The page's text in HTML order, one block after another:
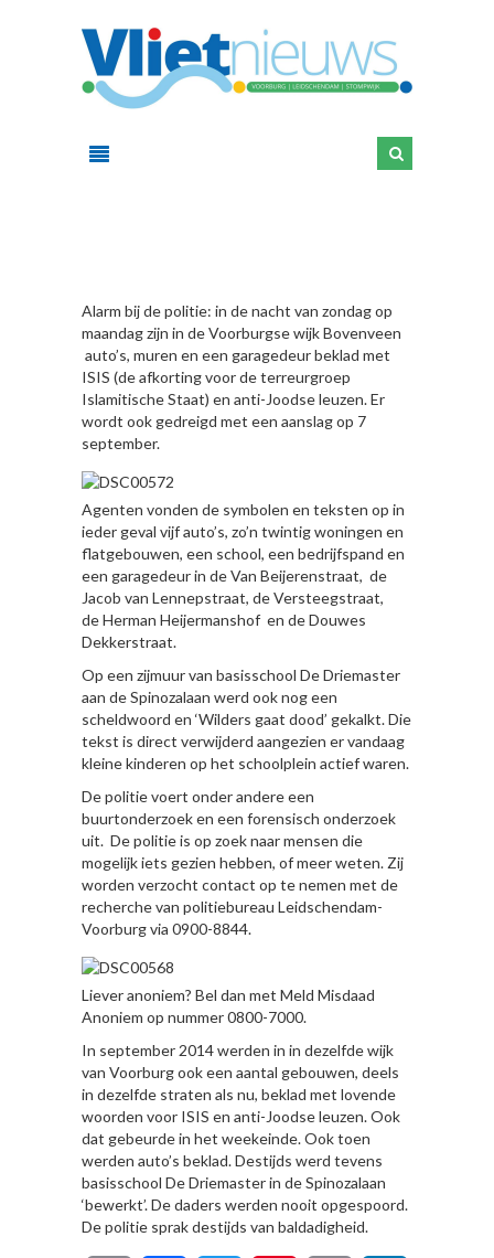
Alarm bij de politie: in de nacht van zondag op
maandag zijn in de Voorburgse wijk Bovenveen
auto’s, muren en een garagedeur beklad met
ISIS (de afkorting voor de terreurgroep
Islamitische Staat) en anti-Joodse leuzen. Er
wordt ook gedreigd met een aanslag op 7
september.
Agenten vonden de symbolen en teksten op in
ieder geval vijf auto’s, zo’n twintig woningen en
flatgebouwen, een school, een bedrijfspand en
een garagedeur in de Van Beijerenstraat, de
Jacob van Lennepstraat, de Versteegstraat,
de Herman Heijermanshof en de Douwes
Dekkerstraat.
Op een zijmuur van basisschool De Driemaster
aan de Spinozalaan werd ook nog een
scheldwoord en ‘Wilders gaat dood’ gekalkt. Die
tekst is direct verwijderd aangezien er vandaag
kleine kinderen op het schoolplein actief waren.
De politie voert onder andere een
buurtonderzoek en een forensisch onderzoek
uit. De politie is op zoek naar mensen die
mogelijk iets gezien hebben, of meer weten. Zij
worden verzocht contact op te nemen met de
recherche van politiebureau Leidschendam-
Voorburg via 0900-8844.
Liever anoniem? Bel dan met Meld Misdaad
Anoniem op nummer 0800-7000.
In september 2014 werden in in dezelfde wijk
van Voorburg ook een aantal gebouwen, deels
in dezelfde straten als nu, beklad met lovende
woorden voor ISIS en anti-Joodse leuzen. Ook
dat gebeurde in het weekeinde. Ook toen
werden auto’s beklad. Destijds werd tevens
basisschool De Driemaster in de Spinozalaan
‘bewerkt’. De daders werden nooit opgespoord.
De politie sprak destijds van baldadigheid.